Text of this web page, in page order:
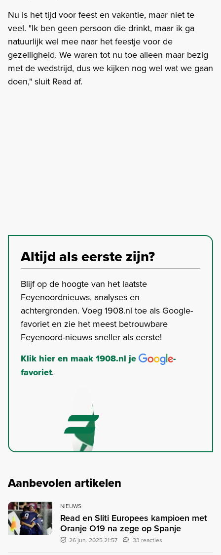
Nu is het tijd voor feest en vakantie, maar niet te
veel. "Ik ben geen persoon die drinkt, maar ik ga
natuurlijk wel mee naar het feestje voor de
gezelligheid. We waren tot nu toe alleen maar bezig
met de wedstrijd, dus we kijken nog wel wat we gaan
doen," sluit Read af.
Altijd als eerste zijn?
Blijf op de hoogte van het laatste
Feyenoordnieuws, analyses en
achtergronden. Voeg 1908.nl toe als Google-
favoriet en zie het meest betrouwbare
Feyenoord-nieuws sneller als eerste!
Klik hier en maak 1908.nl je
-
favoriet.
Aanbevolen artikelen
NIEUWS
Read en Sliti Europees kampioen met
Oranje O19 na zege op Spanje
26 jun. 2025 21:57 33 reacties